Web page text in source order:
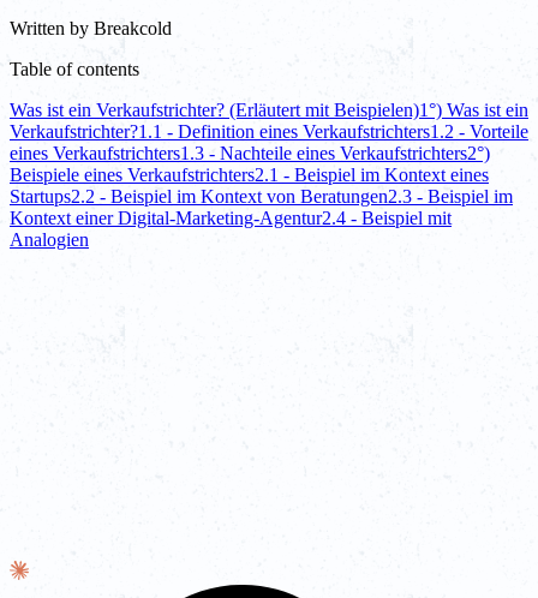
Written by Breakcold
Table of contents
Was ist ein Verkaufstrichter? (Erläutert mit Beispielen)1°) Was ist ein
Verkaufstrichter?1.1 - Definition eines Verkaufstrichters1.2 - Vorteile
eines Verkaufstrichters1.3 - Nachteile eines Verkaufstrichters2°)
Beispiele eines Verkaufstrichters2.1 - Beispiel im Kontext eines
Startups2.2 - Beispiel im Kontext von Beratungen2.3 - Beispiel im
Kontext einer Digital-Marketing-Agentur2.4 - Beispiel mit
Analogien